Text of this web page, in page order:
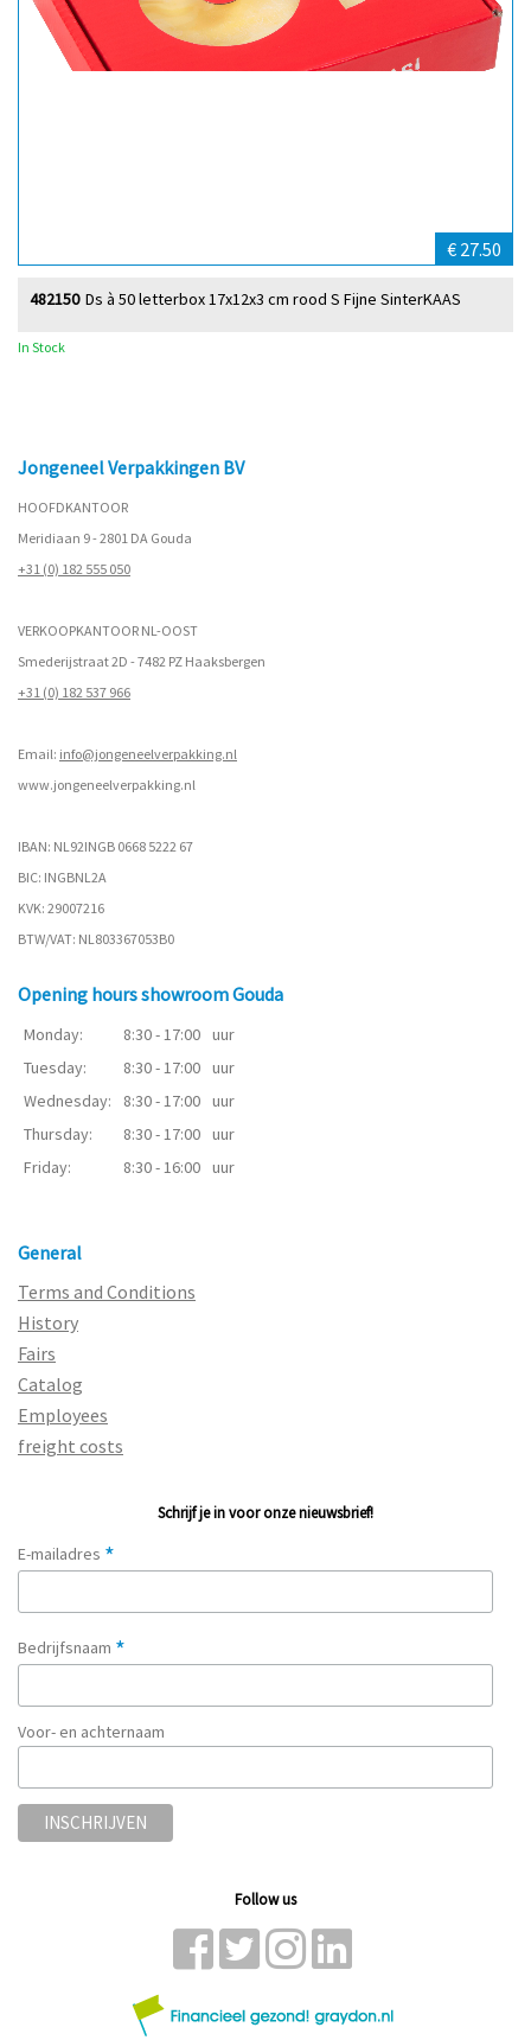
€ 27.50
Ds à 50 letterbox 17x12x3 cm rood S Fijne SinterKAAS
482150
In Stock
Jongeneel Verpakkingen BV
HOOFDKANTOOR
Meridiaan 9 - 2801 DA Gouda
+31 (0) 182 555 050
VERKOOPKANTOOR NL-OOST
Smederijstraat 2D - 7482 PZ Haaksbergen
+31 (0) 182 537 966
Email: info@jongeneelverpakking.nl
www.jongeneelverpakking.nl
IBAN: NL92INGB 0668 5222 67
BIC: INGBNL2A
KVK: 29007216
BTW/VAT: NL803367053B0
Opening hours showroom Gouda
Monday: 8:30 - 17:00 uur
Tuesday:
8:30 - 17:00 uur
Wednesday:
8:30 - 17:00 uur
Thursday:
8:30 - 17:00 uur
Friday:
8:30 - 16:00 uur
General
Terms and Conditions
History
Fairs
Catalog
Employees
freight costs
Schrijf je in voor onze nieuwsbrief!
E-mailadres *
Bedrijfsnaam *
Voor- en achternaam
Follow us